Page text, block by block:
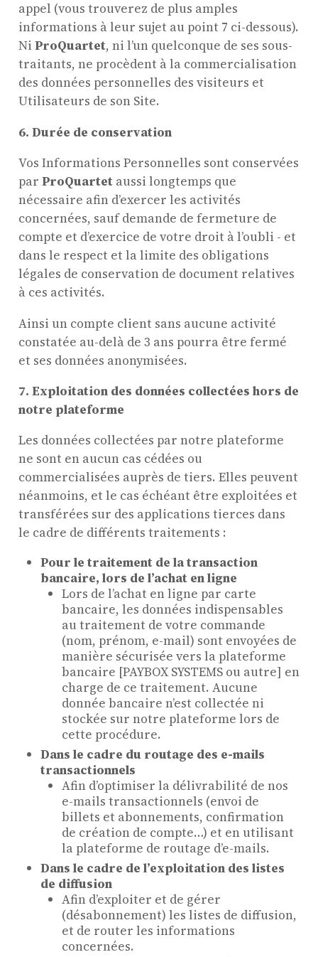
appel (vous trouverez de plus amples
informations à leur sujet au point 7 ci-dessous).
NiProQuartet, ni l’un quelconque de ses sous-
traitants, ne procèdent à la commercialisation
des données personnelles des visiteurs et
Utilisateurs de son Site.
6. Durée de conservation
Vos Informations Personnelles sont conservées
parProQuartet aussi longtemps que
nécessaire afin d’exercer les activités
concernées, sauf demande de fermeture de
compte et d’exercice de votre droit à l’oubli - et
dans le respect et la limite des obligations
légales de conservation de document relatives
à ces activités.
Ainsi un compte client sans aucune activité
constatée au-delà de 3 ans pourra être fermé
et ses données anonymisées.
7. Exploitation des données collectées hors de
notre plateforme
Les données collectées par notre plateforme
ne sont en aucun cas cédées ou
commercialisées auprès de tiers. Elles peuvent
néanmoins, et le cas échéant être exploitées et
transférées sur des applications tierces dans
le cadre de différents traitements :
Pour le traitement de la transaction
bancaire, lors de l’achat en ligne
Lors de l’achat en ligne par carte
bancaire, les données indispensables
au traitement de votre commande
(nom, prénom, e-mail) sont envoyées de
manière sécurisée vers la plateforme
bancaire [PAYBOX SYSTEMS ou autre] en
charge de ce traitement. Aucune
donnée bancaire n’est collectée ni
stockée sur notre plateforme lors de
cette procédure.
Dans le cadre du routage des e-mails
transactionnels
Afin d’optimiser la délivrabilité de nos
e-mails transactionnels (envoi de
billets et abonnements, confirmation
de création de compte…) et en utilisant
la plateforme de routage d’e-mails.
Dans le cadre de l’exploitation des listes
de diffusion
Afin d’exploiter et de gérer
(désabonnement) les listes de diffusion,
et de router les informations
concernées.